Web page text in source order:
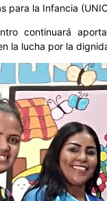
para la Infancia
continuará
la lucha por la